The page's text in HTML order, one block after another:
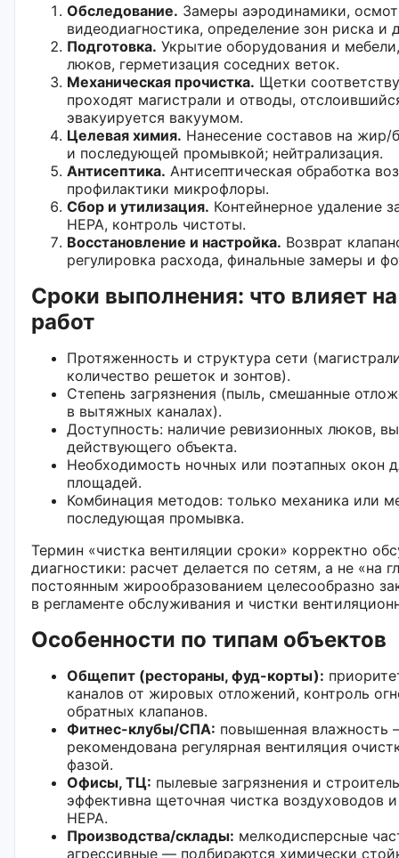
Обследование. Замеры аэродинамики,
видеодиагностика, определение зон риска и
Подготовка. Укрытие оборудования и
люков, герметизация соседних веток.
Механическая прочистка. Щетки
проходят магистрали и отводы,
эвакуируется вакуумом.
Целевая химия. Нанесение составов на
и последующей промывкой; нейтрализация.
Антисептика. Антисептическая обработка
профилактики микрофлоры.
Сбор и утилизация. Контейнерное удаление
HEPA, контроль чистоты.
Восстановление и настройка. Возврат
регулировка расхода, финальные замеры и
Сроки выполнения: что влияет
работ
Протяженность и структура сети
количество решеток и зонтов).
Степень загрязнения (пыль, смешанные
в вытяжных каналах).
Доступность: наличие ревизионных люков,
действующего объекта.
Необходимость ночных или поэтапных окон
площадей.
Комбинация методов: только механика или
последующая промывка.
Термин «чистка вентиляции сроки» корректно
диагностики: расчет делается по сетям, а не «на
постоянным жирообразованием целесообразно
в регламенте обслуживания и чистки
Особенности по типам объектов
Общепит (рестораны, фуд-корты):
каналов от жировых отложений, контроль
обратных клапанов.
Фитнес-клубы/СПА: повышенная влажность
рекомендована регулярная вентиляция
фазой.
Офисы, ТЦ: пылевые загрязнения и
эффективна щеточная чистка воздуховодов
HEPA.
Производства/склады: мелкодисперсные
агрессивные — подбираются химически